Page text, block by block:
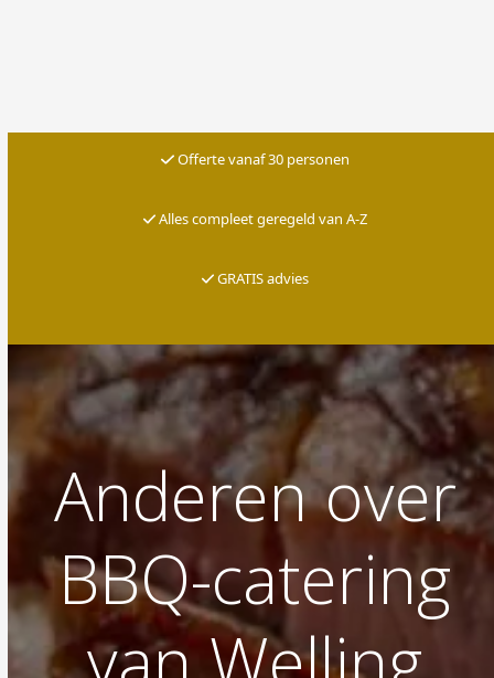
Offerte vanaf 30 personen
Alles compleet geregeld van A-Z
GRATIS advies
Anderen over
BBQ-catering